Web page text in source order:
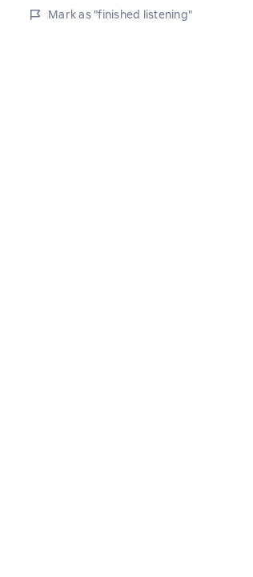
Mark as "finished listening"